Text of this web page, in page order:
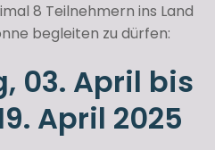
8 Teilnehmern ins Land
begleiten zu dürfen:
03. April bis
April 2025